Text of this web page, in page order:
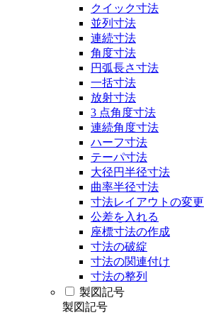
クイック寸法
並列寸法
連続寸法
角度寸法
円弧長さ寸法
一括寸法
放射寸法
3 点角度寸法
連続角度寸法
ハーフ寸法
テーパ寸法
大径円半径寸法
曲率半径寸法
寸法レイアウトの変更
公差を入れる
座標寸法の作成
寸法の破綻
寸法の関連付け
寸法の整列
製図記号
製図記号